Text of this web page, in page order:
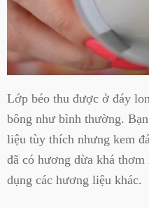
Lớp béo thu được ở đáy
bông như bình thường.
liệu tùy thích nhưng kem
đã có hương dừa khá
dụng các hương liệu khác.